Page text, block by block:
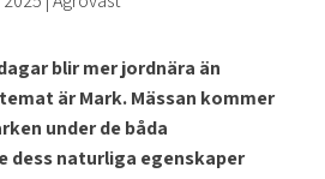
blir mer jordnära än
är Mark. Mässan kommer
under de båda
dess naturliga egenskaper